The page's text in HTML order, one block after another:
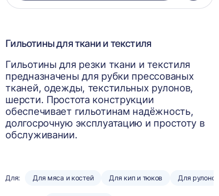
Гильотины для ткани и текстиля
Гильотины для резки ткани и текстиля
предназначены для рубки прессованых
тканей, одежды, текстильных рулонов,
шерсти. Простота конструкции
обеспечивает гильотинам надёжность,
долгосрочную эксплуатацию и простоту в
обслуживании.
Для: Для мяса и костей Для кип и тюков Для рулонов